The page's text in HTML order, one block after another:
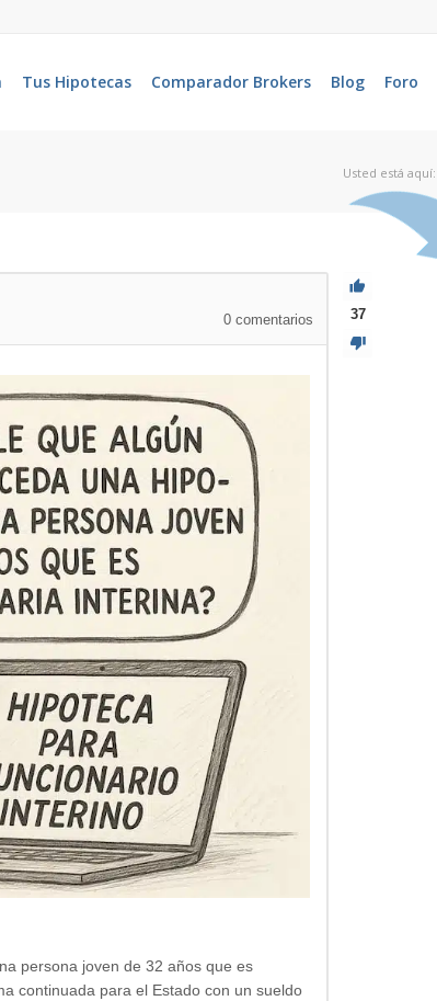
Tus Hipotecas Comparador Brokers Blog Foro
Usted está aquí:
37
0 comentarios
persona joven de 32 años que es
continuada para el Estado con un sueldo